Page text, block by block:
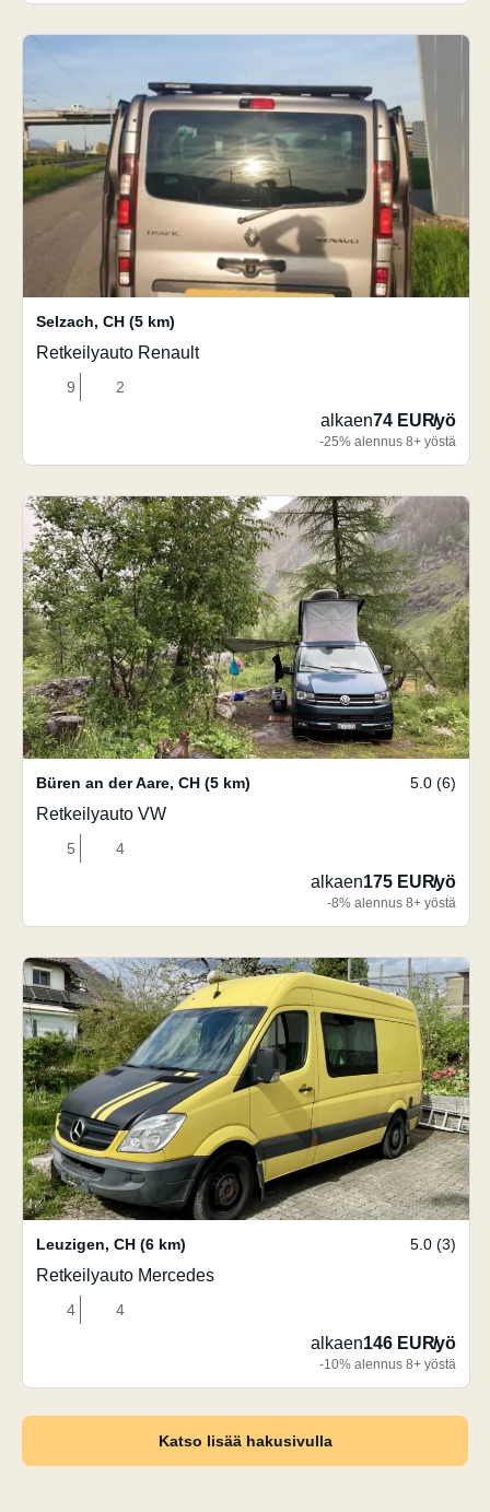
Selzach, CH (5 km)
Retkeilyauto Renault
9 2
alkaen74 EUR/yö
-25% alennus 8+ yöstä
Büren an der Aare, CH (5 km) 5.0 (6)
Retkeilyauto VW
5 4
alkaen175 EUR/yö
-8% alennus 8+ yöstä
Leuzigen, CH (6 km) 5.0 (3)
Retkeilyauto Mercedes
4 4
alkaen146 EUR/yö
-10% alennus 8+ yöstä
Katso lisää hakusivulla